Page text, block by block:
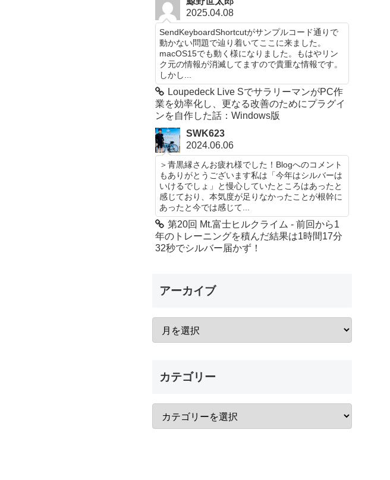
2025.04.08
SendKeyboardShortcutがサンプルコード通りで
動かない問題で辿り着いてここに来ました。
macOS15でも動く様になりました。もはやリン
ク元の情報が消滅してますので貴重な情報です。
しかし...
Loupedeck Live SでサラリーマンがPC作
業を効率化し、更なる改善のためにプラグイ
ンを自作した話：Windows版
SWK623
2024.06.06
＞青黒縁さんお疲れ様でした！Blogへのコメント
もありがとうございます私は「今年はシルバーは
いけるでしょ」と慢心していたところはあったと
感じており、本気度が足りなかったことが根幹に
あったと今では感じて...
第20回 Mt.富士ヒルクライム - 前回から1
年のトレーニングを積んだ結果は1時間17分
32秒でシルバー届かず！
アーカイブ
カテゴリー